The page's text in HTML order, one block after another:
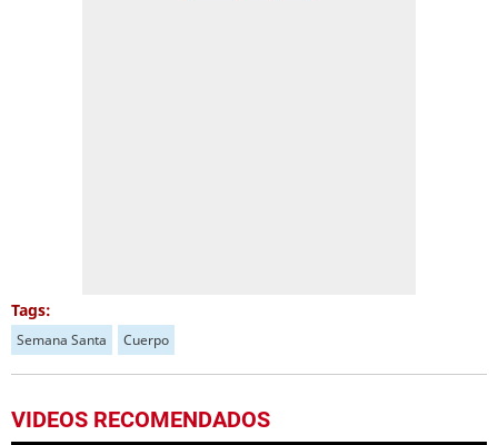
Tags:
Semana Santa Cuerpo
VIDEOS RECOMENDADOS